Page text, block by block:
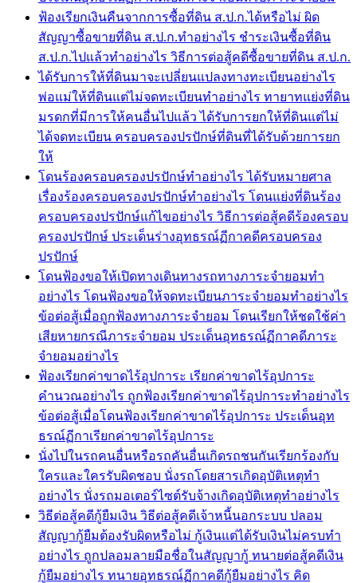
ฟ้องเรียกเงินคืนจากการซื้อที่ดิน ส.ป.ก.ได้หรือไม่ ผิด
สัญญาซื้อขายที่ดิน ส.ป.ก.ทำอย่างไร ชำระเงินซื้อที่ดิน
ส.ป.ก.ไปแล้วทำอย่างไร วิธีการต่อสู้คดีซื้อขายที่ดิน ส.ป.ก.
ได้รับการให้ที่ดินมาจะเปลี่ยนแปลงทางทะเบียนอย่างไร
พ่อแม่ให้ที่ดินแต่ไม่จดทะเบียนทำอย่างไร ทายาทแย่งที่ดิน
มรดกที่มีการให้คนอื่นไปแล้ว ได้รับการยกให้ที่ดินแต่ไม่
ได้จดทะเบียน ครอบครองปรปักษ์ที่ดินที่ได้รับด้วยการยก
ให้
โดนร้องครอบครองปรปักษ์ทำอย่างไร ได้รับหมายศาล
เรื่องร้องครอบครองปรปักษ์ทำอย่างไร โดนแย่งที่ดินร้อง
ครอบครองปรปักษ์แก้ไขอย่างไร วิธีการต่อสู้คดีร้องครอบ
ครองปรปักษ์ ประเด็นร่างอุทธรณ์ฏีกาคดีครอบครอง
ปรปักษ์
โดนฟ้องขอให้เปิดทางเดินทางรถทางภาระจำยอมทำ
อย่างไร โดนฟ้องขอให้จดทะเบียนภาระจำยอมทำอย่างไร
ข้อต่อสู้เมื่อถูกฟ้องทางภาระจำยอม โดนเรียกให้ชดใช้ค่า
เสียหายกรณีภาระจำยอม ประเด็นอุทธรณ์ฏีกาคดีภาระ
จำยอมอย่างไร
ฟ้องเรียกค่าขาดไร้อุปการะ เรียกค่าขาดไร้อุปการะ
คำนวณอย่างไร ถูกฟ้องเรียกค่าขาดไร้อุปการะทำอย่างไร
ข้อต่อสู้เมื่อโดนฟ้องเรียกค่าขาดไร้อุปการะ ประเด็นอุท
ธรณ์ฏีกาเรียกค่าขาดไร้อุปการะ
นั่งไปในรถคนอื่นหรือรถคันอื่นเกิดรถชนกันเรียกร้องกับ
ใครและใครรับผิดชอบ นั่งรถโดยสารเกิดอุบัติเหตุทำ
อย่างไร นั่งรถมอเตอร์ไซต์รับจ้างเกิดอุบัติเหตุทำอย่างไร
วิธีต่อสู้คดีกู้ยืมเงิน วิธีต่อสู้คดีเจ้าหนี้นอกระบบ ปลอม
สัญญากู้ยืมต้องรับผิดหรือไม่ กู้เงินแต่ได้รับเงินไม่ครบทำ
อย่างไร ถูกปลอมลายมือชื่อในสัญญากู้ ทนายต่อสู้คดีเงิน
กู้ยืมอย่างไร ทนายอุทธรณ์ฏีกาคดีกู้ยืมอย่างไร คิด